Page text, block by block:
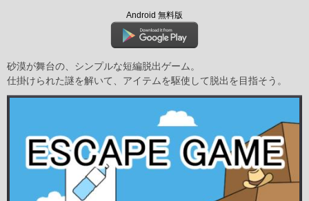
Android 無料版
砂漠が舞台の、シンプルな短編脱出ゲーム。
仕掛けられた謎を解いて、アイテムを駆使して脱出を目指そう。